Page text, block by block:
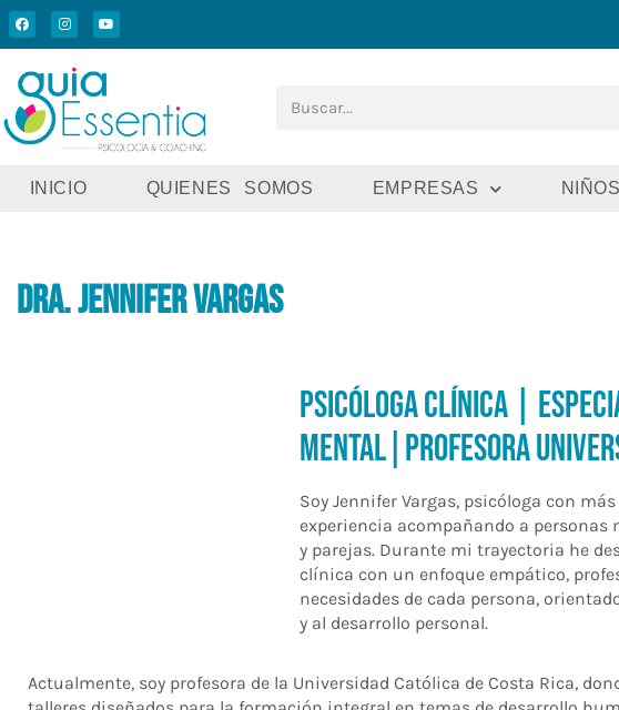
INICIO QUIENES SOMOS EMPRESAS
Dra. Jennifer Vargas
Psicóloga Clínica |
Mental|Profesora
Soy Jennifer Vargas, psicóloga con
experiencia acompañando a personas
y parejas. Durante mi trayectoria he
clínica con un enfoque empático,
necesidades de cada persona,
y al desarrollo personal.
Actualmente, soy profesora de la Universidad Católica de Costa Rica,